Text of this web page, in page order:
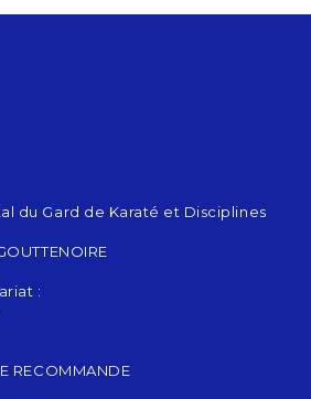
du Gard de Karaté et Disciplines
:
RECOMMANDE